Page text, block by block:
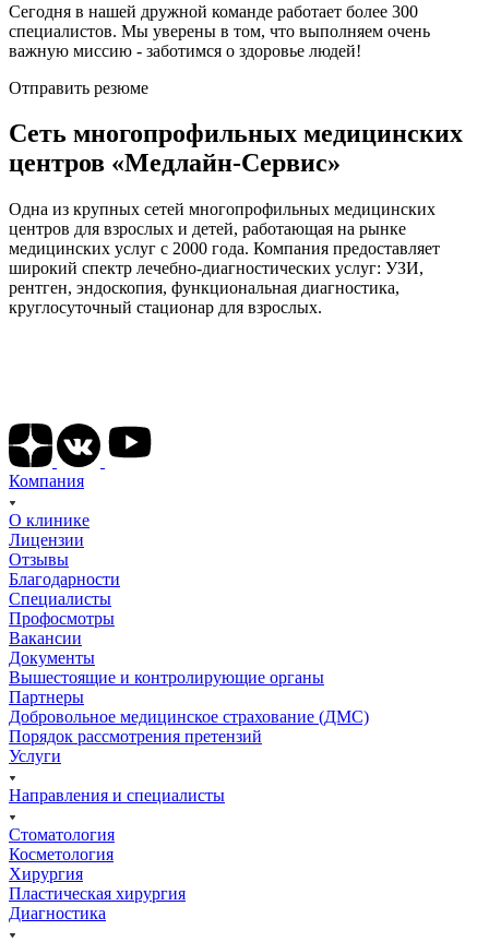
Сегодня в нашей дружной команде работает более 300
специалистов. Мы уверены в том, что выполняем очень
важную миссию - заботимся о здоровье людей!
Отправить резюме
Сеть многопрофильных медицинских
центров «Медлайн-Сервис»
Одна из крупных сетей многопрофильных медицинских
центров для взрослых и детей, работающая на рынке
медицинских услуг с 2000 года. Компания предоставляет
широкий спектр лечебно-диагностических услуг: УЗИ,
рентген, эндоскопия, функциональная диагностика,
круглосуточный стационар для взрослых.
Компания
О клинике
Лицензии
Отзывы
Благодарности
Специалисты
Профосмотры
Вакансии
Документы
Вышестоящие и контролирующие органы
Партнеры
Добровольное медицинское страхование (ДМС)
Порядок рассмотрения претензий
Услуги
Направления и специалисты
Стоматология
Косметология
Хирургия
Пластическая хирургия
Диагностика